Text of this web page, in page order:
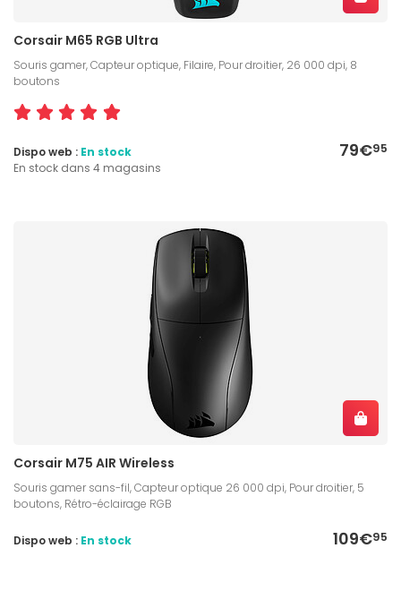
Corsair M65 RGB Ultra
Souris gamer, Capteur optique, Filaire, Pour droitier, 26 000 dpi, 8
boutons
79€95
Dispo web : En stock
En stock dans 4 magasins
Corsair M75 AIR Wireless
Souris gamer sans-fil, Capteur optique 26 000 dpi, Pour droitier, 5
boutons, Rétro-éclairage RGB
109€95
Dispo web : En stock